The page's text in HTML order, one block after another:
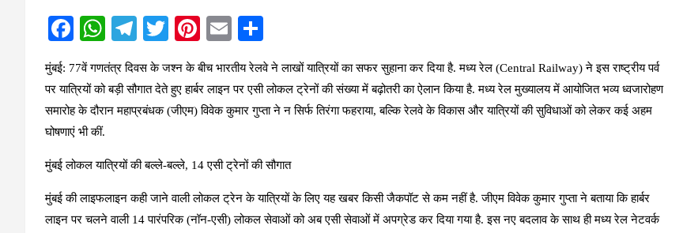
F
a
ce
b
o
o
W
h
at
s
p
p
T
el
e
gr
m
T
wi
tt
er
Pi
nt
er
es
E
m
ail
h
ar
e
मुंबई: 77वें गणतंत्र दिवस के जश्न के बीच भारतीय रेलवे ने लाखों यात्रियों का सफर सुहाना कर दिया है. मध्य रेल (Central Railway) ने इस राष्ट्रीय पर्व
पर यात्रियों को बड़ी सौगात देते हुए हार्बर लाइन पर एसी लोकल ट्रेनों की संख्या में बढ़ोतरी का ऐलान किया है. मध्य रेल मुख्यालय में आयोजित भव्य ध्वजारोहण
समारोह के दौरान महाप्रबंधक (जीएम) विवेक कुमार गुप्ता ने न सिर्फ तिरंगा फहराया, बल्कि रेलवे के विकास और यात्रियों की सुविधाओं को लेकर कई अहम
घोषणाएं भी कीं.
मुंबई लोकल यात्रियों की बल्ले-बल्ले, 14 एसी ट्रेनों की सौगात
मुंबई की लाइफलाइन कही जाने वाली लोकल ट्रेन के यात्रियों के लिए यह खबर किसी जैकपॉट से कम नहीं है. जीएम विवेक कुमार गुप्ता ने बताया कि हार्बर
लाइन पर चलने वाली 14 पारंपरिक (नॉन-एसी) लोकल सेवाओं को अब एसी सेवाओं में अपग्रेड कर दिया गया है. इस नए बदलाव के साथ ही मध्य रेल नेटवर्क